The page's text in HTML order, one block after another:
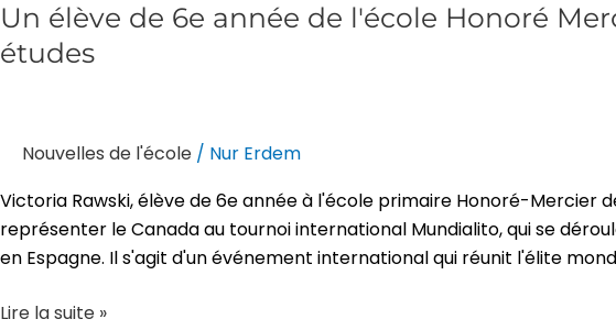
Un élève de 6e année de l'école Honoré
études
Nouvelles de l'école / Nur Erdem
Victoria Rawski, élève de 6e année à l'école primaire Honoré-Mercier
représenter le Canada au tournoi international Mundialito, qui se
en Espagne. Il s'agit d'un événement international qui réunit l'élite
Lire la suite »